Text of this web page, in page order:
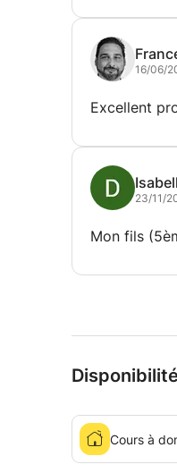
16/06/
23/11/
Mon fils
Cours à